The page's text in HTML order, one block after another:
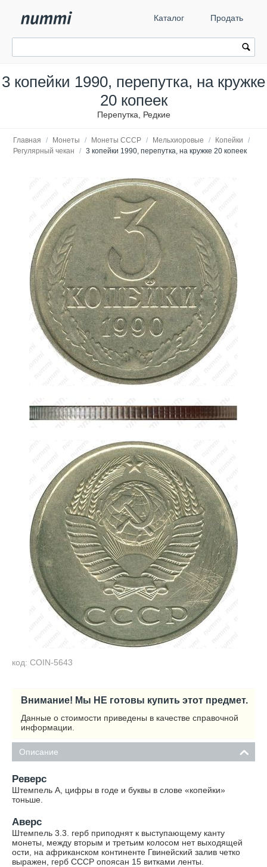
Каталог Продать
3 копейки 1990, перепутка, на кружке
20 копеек
Перепутка, Редкие
Главная / Монеты / Монеты СССР / Мельхиоровые / Копейки
/
Регулярный чекан
/ 3 копейки 1990, перепутка, на кружке 20 копеек
код: COIN-5643
Внимание! Мы НЕ готовы купить этот предмет.
Данные о стоимости приведены в качестве справочной
информации.
Описание
Реверс
Штемпель А, цифры в годе и буквы в слове «копейки»
тоньше.
Аверс
Штемпель 3.3. герб приподнят к выступающему канту
монеты, между вторым и третьим колосом нет выходящей
ости, на африканском континенте Гвинейский залив четко
выражен, герб СССР опоясан 15 витками ленты.